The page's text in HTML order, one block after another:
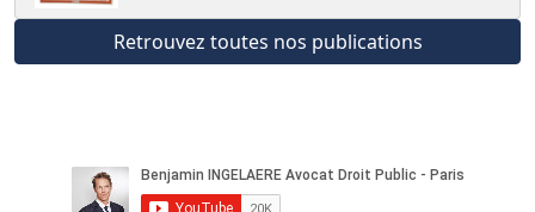
Retrouvez toutes nos publications